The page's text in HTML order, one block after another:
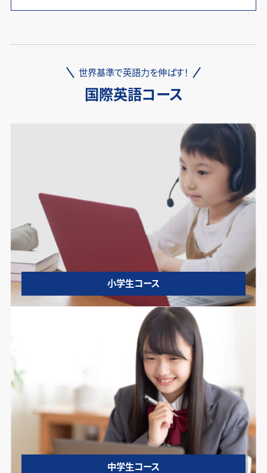
世界基準で英語力を伸ばす！
国際英語コース
小学生コース
中学生コース